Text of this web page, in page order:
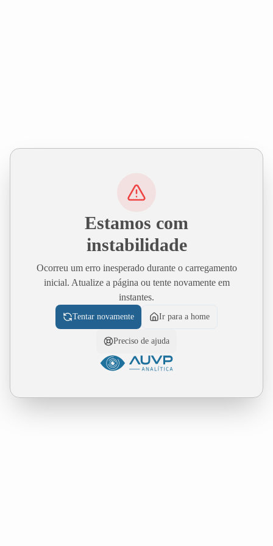
Estamos com
instabilidade
Ocorreu um erro inesperado durante o carregamento
inicial. Atualize a página ou tente novamente em
instantes.
Tentar novamente Ir para a home
Preciso de ajuda